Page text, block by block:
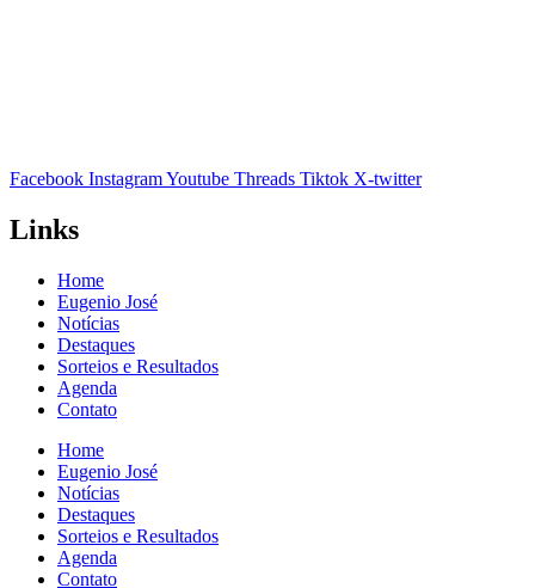
Facebook InstagramYoutube Threads Tiktok X-twitter
Links
Home
Eugenio José
Notícias
Destaques
Sorteios e Resultados
Agenda
Contato
Home
Eugenio José
Notícias
Destaques
Sorteios e Resultados
Agenda
Contato